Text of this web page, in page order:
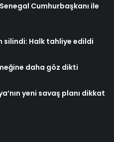
Cumhurbaşkanı ile
silindi: Halk tahliye edildi
daha göz dikti
yeni savaş planı dikkat